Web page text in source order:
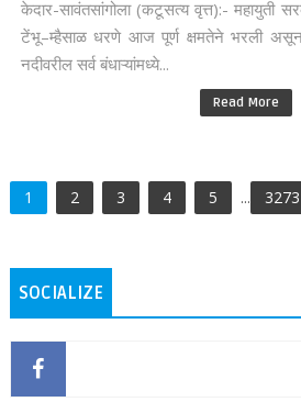
केदार-सावंतसांगोला (कटूसत्य वृत्त):- महायुती
टेंभू–म्हैसाळ धरणे आज पूर्ण क्षमतेने भरली
नदीवरील सर्व बंधाऱ्यांमध्ये...
Read More
1 2 3 4 5 ... 3273
SOCIALIZE